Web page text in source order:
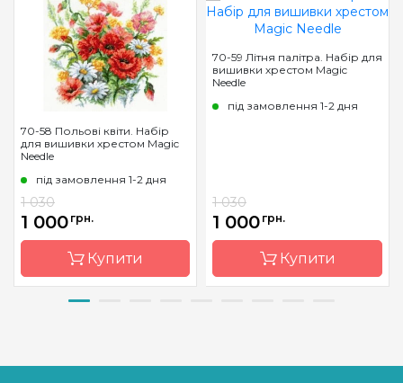
70-58 Польові квіти. Набір
для вишивки хрестом Magic
Needle
під замовлення 1-2 дня
1 030
1 000 грн.
Купити
70-59 Літня палітра. Набір для
вишивки хрестом Magic
Needle
під замовлення 1-2 дня
1 030
1 000 грн.
Купити